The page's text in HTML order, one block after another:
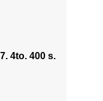
4to. 400 s.